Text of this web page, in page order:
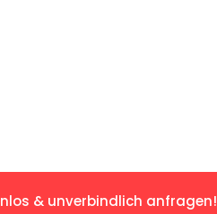
& unverbindlich anfragen!